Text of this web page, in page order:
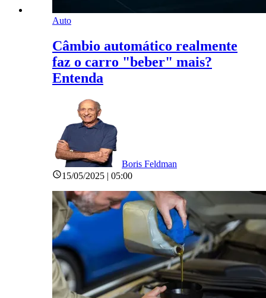
Auto
Câmbio automático realmente
faz o carro "beber" mais?
Entenda
Boris Feldman
15/05/2025 | 05:00